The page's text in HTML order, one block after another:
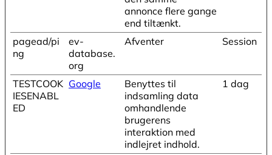
annonce flere gange
end tiltænkt.
pagead/pi
ng
ev-
database.
org
Afventer Session
TESTCOOK
IESENABL
ED
Google
Benyttes til
indsamling data
omhandlende
brugerens
interaktion med
indlejret indhold.
1 dag